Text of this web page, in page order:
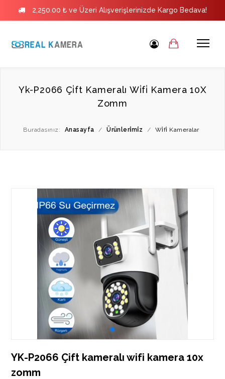
2,250.00 ₺ ve Üzeri Alışverişlerinizde Kargo Bedava!
Yk-P2066 Çi̇ft Kameralı Wi̇fi̇ Kamera 10X
Zomm
Buradasınız: Anasayfa / Ürünleri̇mi̇z / Wi̇fi̇ Kameralar
YK-P2066 Çift kameralı wifi kamera 10x
zomm